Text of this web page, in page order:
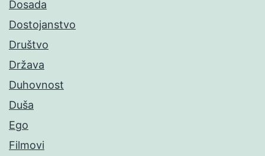
Dosada
Dostojanstvo
Društvo
Država
Duhovnost
Duša
Ego
Filmovi